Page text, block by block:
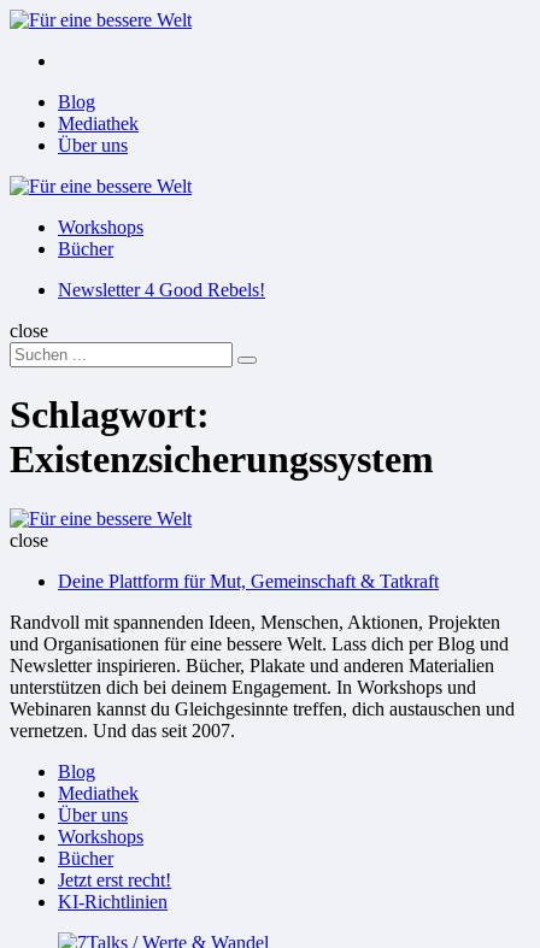
Menu
Menu
Blog
Mediathek
Über uns
Für
Workshops
Bücher
SuchenNewsletter 4 Good Rebels!
close
Search
for:
Suchen
Schlagwort:
Existenzsicherungssystem
Für
Welt
close
Deine Plattform für Mut, Gemeinschaft & Tatkraft
Randvoll mit spannenden Ideen, Menschen, Aktionen, Projekten
und Organisationen für eine bessere Welt. Lass dich per Blog und
Newsletter inspirieren. Bücher, Plakate und anderen Materialien
unterstützen dich bei deinem Engagement. In Workshops und
Webinaren kannst du Gleichgesinnte treffen, dich austauschen und
vernetzen. Und das seit 2007.
Blog
Mediathek
Über uns
Workshops
Bücher
Jetzt erst recht!
KI-Richtlinien